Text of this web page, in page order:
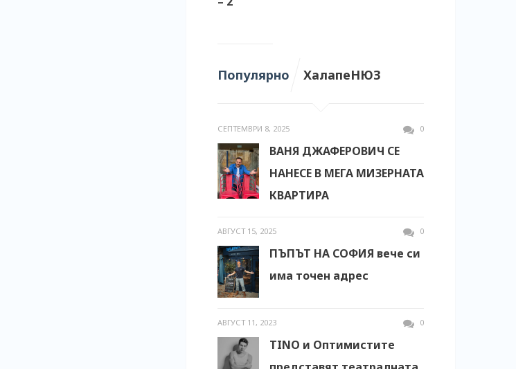
Популярно ХалапеНЮЗ
СЕПТЕМВРИ 8, 2025 0
ВАНЯ ДЖАФЕРОВИЧ СЕ
НАНЕСЕ В МЕГА МИЗЕРНАТА
КВАРТИРА
АВГУСТ 15, 2025 0
ПЪПЪТ НА СОФИЯ вече си
има точен адрес
АВГУСТ 11, 2023 0
TINO и Оптимистите